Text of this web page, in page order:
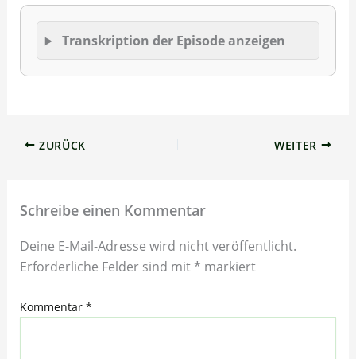
Transkription der Episode anzeigen
ZURÜCK WEITER
Schreibe einen Kommentar
Deine E-Mail-Adresse wird nicht veröffentlicht.
Erforderliche Felder sind mit * markiert
Kommentar *